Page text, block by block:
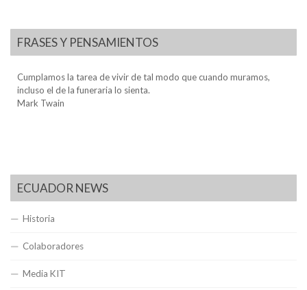
FRASES Y PENSAMIENTOS
Cumplamos la tarea de vivir de tal modo que cuando muramos,
incluso el de la funeraria lo sienta.
Mark Twain
ECUADOR NEWS
Historia
Colaboradores
Media KIT